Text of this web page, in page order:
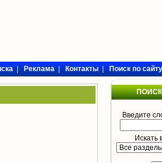
|Реклама|Контакты|Поиск по сайту
Введите
Искать